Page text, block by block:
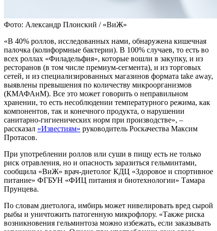
Фото: Александр Плонский / «ВиЖ»
«В 40% роллов, исследованных нами, обнаружена кишечная
палочка (колиформные бактерии). В 100% случаев, то есть во
всех роллах «Филадельфия», которые вошли в закупку, и из
ресторанов (в том числе премиум-сегмента), и из торговых
сетей, и из специализированных магазинов формата take away,
выявлены превышения по количеству микроорганизмов
(КМАФАнМ). Все это может говорить о неправильном
хранении, то есть несоблюдении температурного режима, как
компонентов, так и конечного продукта, о нарушении
санитарно-гигиенических норм при производстве», –
рассказал «Известиям» руководитель Роскачества Максим
Протасов.
При употреблении роллов или суши в пищу есть не только
риск отравления, но и опасность заразиться гельминтами,
сообщила «ВиЖ» врач-диетолог КДЦ «Здоровое и спортивное
питание» ФГБУН «ФИЦ питания и биотехнологии» Тамара
Прунцева.
По словам диетолога, имбирь может нивелировать вред сырой
рыбы и уничтожить патогенную микрофлору. «Также риска
возникновения гельминтоза можно избежать, если заказывать